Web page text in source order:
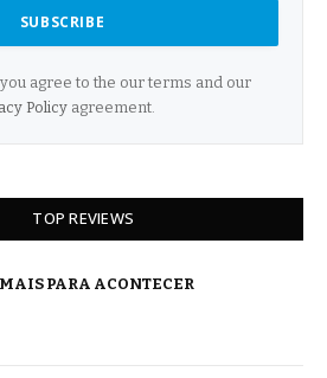
agree to the our terms and our
Policyagreement.
TOP REVIEWS
PARA ACONTECER